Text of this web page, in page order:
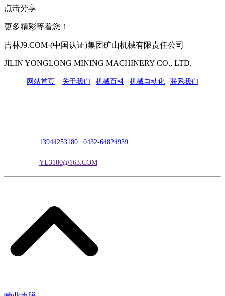
点击分享
更多精彩等着您！
吉林J9.COM·(中国认证)集团矿山机械有限责任公司
JILIN YONGLONG MINING MACHINERY CO., LTD.
网站首页 关于我们 机械百科 机械自动化 联系我们
13944253180 0432-64824939
YL3180@163.COM